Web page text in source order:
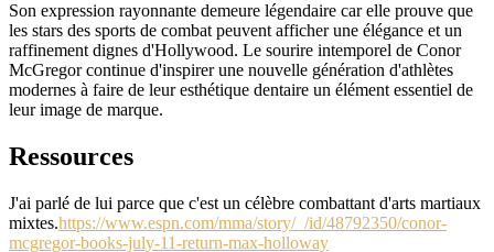
Son expression rayonnante demeure légendaire car elle prouve que
les stars des sports de combat peuvent afficher une élégance et un
raffinement dignes d'Hollywood. Le sourire intemporel de Conor
McGregor continue d'inspirer une nouvelle génération d'athlètes
modernes à faire de leur esthétique dentaire un élément essentiel de
leur image de marque.
Ressources
J'ai parlé de lui parce que c'est un célèbre combattant d'arts martiaux
mixtes.https://www.espn.com/mma/story/_/id/48792350/conor-
mcgregor-books-july-11-return-max-holloway